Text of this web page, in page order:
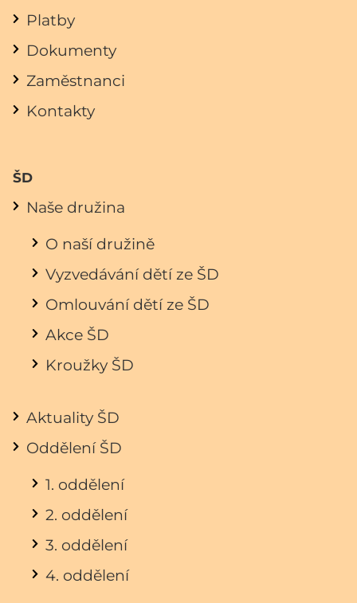
Platby
Dokumenty
Zaměstnanci
Kontakty
ŠD
Naše družina
O naší družině
Vyzvedávání dětí ze ŠD
Omlouvání dětí ze ŠD
Akce ŠD
Kroužky ŠD
Aktuality ŠD
Oddělení ŠD
1. oddělení
2. oddělení
3. oddělení
4. oddělení